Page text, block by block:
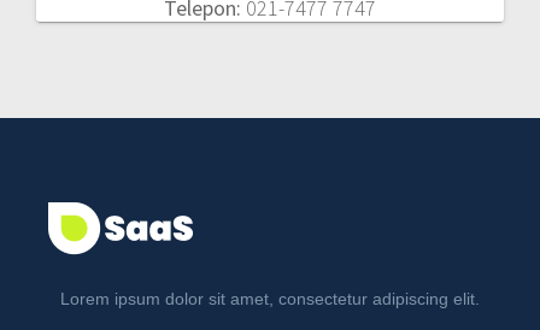
Telepon: 021-7477 7747
Lorem ipsum dolor sit amet, consectetur adipiscing elit.